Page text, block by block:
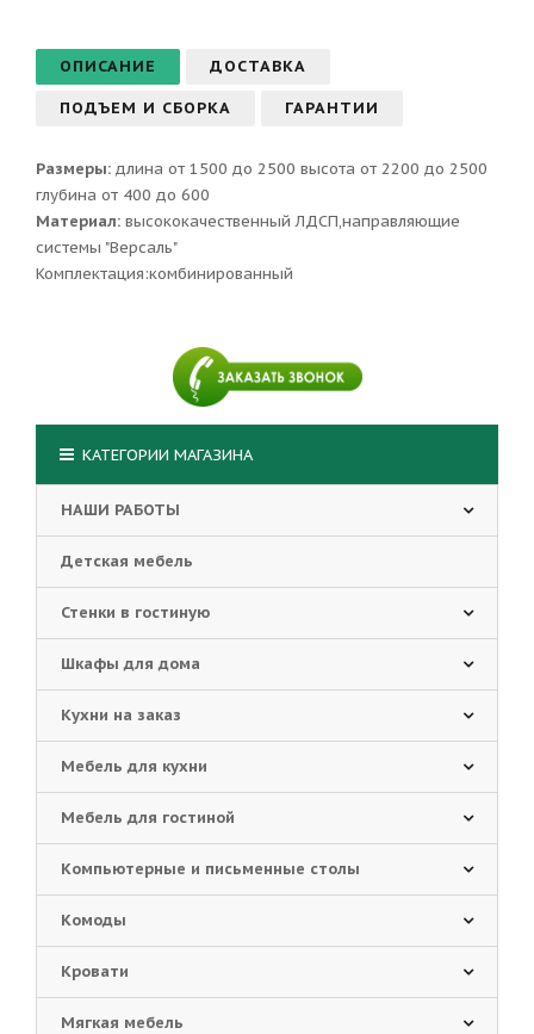
ОПИСАНИЕ ДОСТАВКА
ПОДЪЕМ И СБОРКА ГАРАНТИИ
Размеры: длина от 1500 до 2500 высота от 2200 до 2500
глубина от 400 до 600
Материал: высококачественный ЛДСП,направляющие
системы "Версаль"
Комплектация:комбинированный
КАТЕГОРИИ МАГАЗИНА
НАШИ РАБОТЫ
Детская мебель
Стенки в гостиную
Шкафы для дома
Кухни на заказ
Мебель для кухни
Мебель для гостиной
Компьютерные и письменные столы
Комоды
Кровати
Мягкая мебель